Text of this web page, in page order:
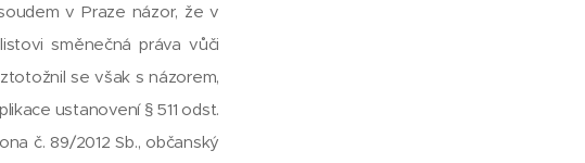
v Praze názor, že v
směnečná práva vůči
se však s názorem,
ustanovení § 511 odst.
č. 89/2012 Sb., občanský